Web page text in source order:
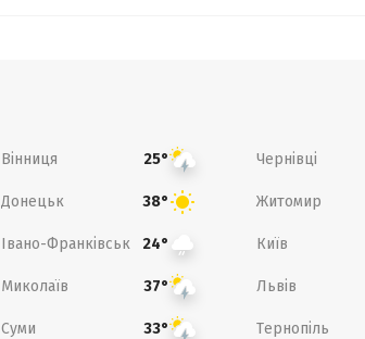
Вінниця 25° Чернівці
Донецьк 38° Житомир
Івано-Франківськ 24° Київ
Миколаїв 37° Львів
Суми 33° Тернопіль